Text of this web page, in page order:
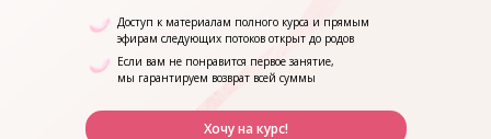
Хочу на курс!
Доступ к материалам полного курса и прямым
эфирам следующих потоков открыт до родов
Если вам не понравится первое занятие,
мы гарантируем возврат всей суммы